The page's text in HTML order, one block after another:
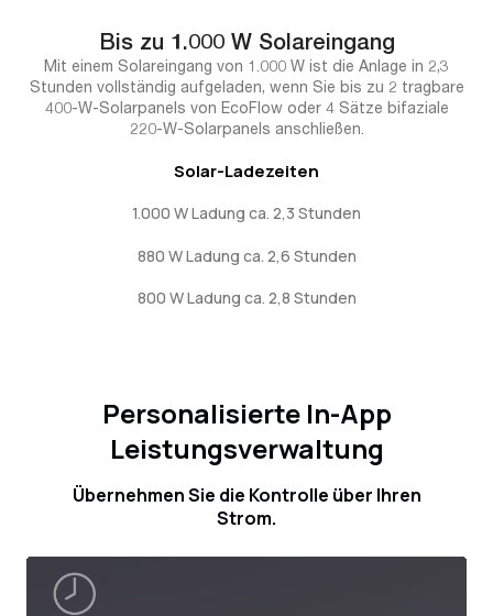
Bis zu 1.000 W Solareingang
Mit einem Solareingang von 1.000 W ist die Anlage in 2,3
Stunden vollständig aufgeladen, wenn Sie bis zu 2 tragbare
400-W-Solarpanels von EcoFlow oder 4 Sätze bifaziale
220-W-Solarpanels anschließen.
Solar-Ladezeiten
1.000 W Ladung ca. 2,3 Stunden
880 W Ladung ca. 2,6 Stunden
800 W Ladung ca. 2,8 Stunden
Personalisierte In-App
Leistungsverwaltung
Übernehmen Sie die Kontrolle über Ihren
Strom.